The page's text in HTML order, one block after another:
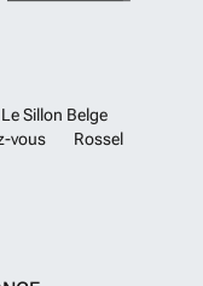
Le Sillon Belge
vous Rossel